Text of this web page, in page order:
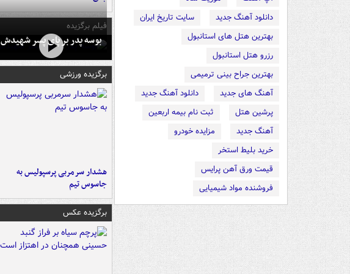
دانلود آهنگ جدید
سایت تاریخ ایران
بهترین هتل های استانبول
رزرو هتل استانبول
بهترین جراح بینی ترمیمی
آهنگ های جدید
دانلود آهنگ جدید
پرشین هتل
ثبت نام بیمه اربعین
آهنگ جدید
مزایده خودرو
خرید بلیط استخر
قیمت ورق آهن پرایس
فروشنده مواد شیمیایی
فیلم برگزیده
بوسه‌ پدر بر پای پسر شهیدش
برگزیده ورزشی
هشدار سرمربی پرسپولیس به
جاسوس تیم
برگزیده عکس